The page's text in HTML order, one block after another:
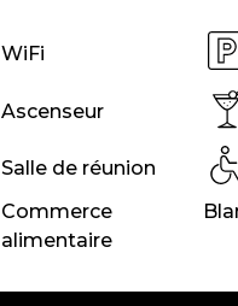
WiFi
Ascenseur
Salle de réunion
Commerce
alimentaire